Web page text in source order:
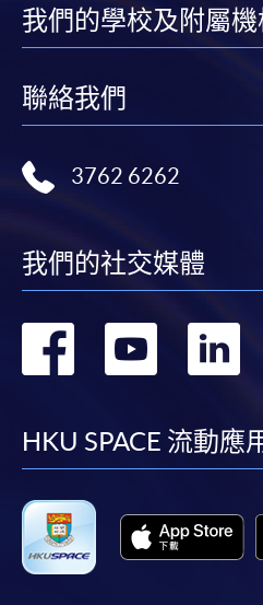
我們的學校及附屬
聯絡我們
3762 6262
我們的社交媒體
轉
轉
HKU SPACE 流動應